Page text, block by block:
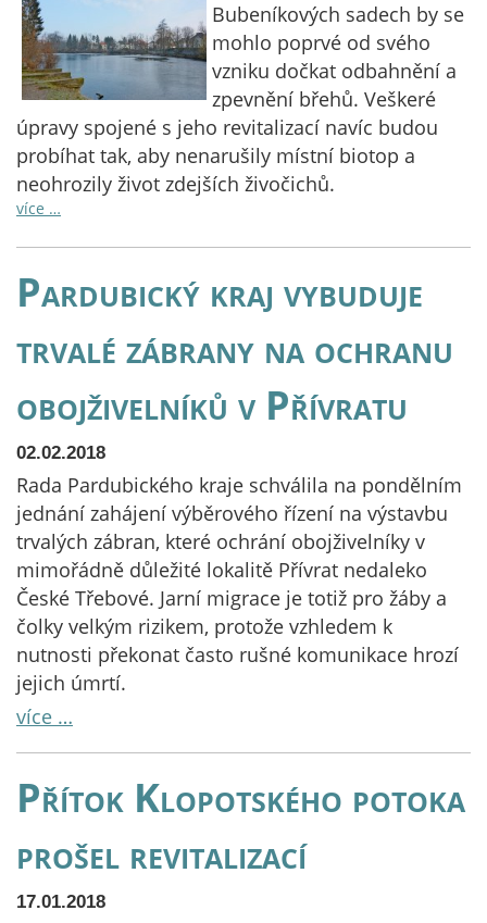
Bubeníkových sadech by se
mohlo poprvé od svého
vzniku dočkat odbahnění a
zpevnění břehů. Veškeré
úpravy spojené s jeho revitalizací navíc budou
probíhat tak, aby nenarušily místní biotop a
neohrozily život zdejších živočichů.
více …
Pardubický kraj vybuduje
trvalé zábrany na ochranu
obojživelníků v Přívratu
02.02.2018
Rada Pardubického kraje schválila na pondělním
jednání zahájení výběrového řízení na výstavbu
trvalých zábran, které ochrání obojživelníky v
mimořádně důležité lokalitě Přívrat nedaleko
České Třebové. Jarní migrace je totiž pro žáby a
čolky velkým rizikem, protože vzhledem k
nutnosti překonat často rušné komunikace hrozí
jejich úmrtí.
více …
Přítok Klopotského potoka
prošel revitalizací
17.01.2018